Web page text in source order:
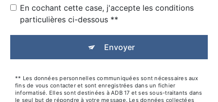
En cochant cette case, j'accepte les conditions
particulières ci-dessous **
Envoyer
** Les données personnelles communiquées sont nécessaires aux
fins de vous contacter et sont enregistrées dans un fichier
informatisé. Elles sont destinées à ADB 17 et ses sous-traitants dans
le seul but de répondre à votre message. Les données collectées